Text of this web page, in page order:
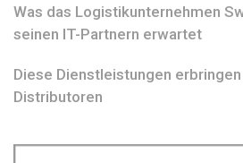
Was das Logistikunternehmen
seinen IT-Partnern erwartet
Diese Dienstleistungen
Distributoren